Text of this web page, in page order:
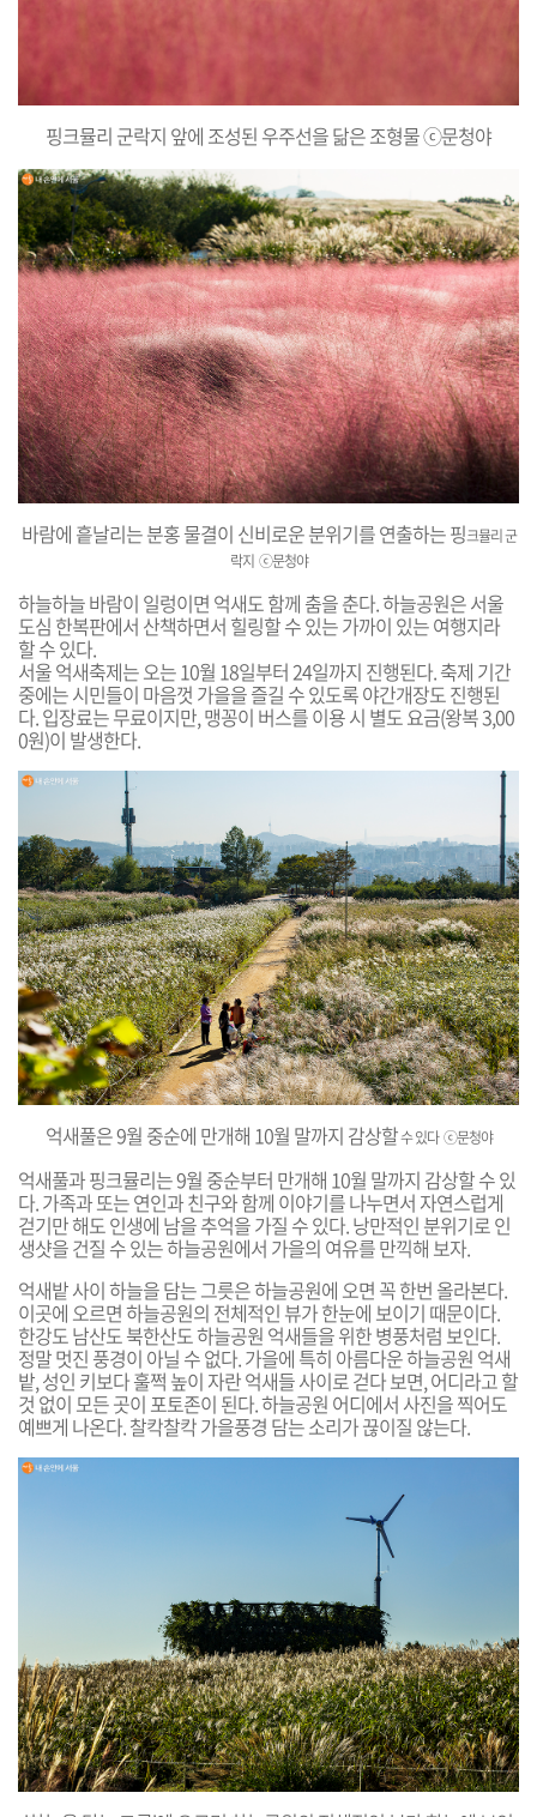
핑크뮬리 군락지 앞에 조성된 우주선을 닮은 조형물 ⓒ문청야
바람에 흩날리는 분홍 물결이 신비로운 분위기를 연출하는 핑크뮬리 군
락지 ⓒ문청야
하늘하늘 바람이 일렁이면 억새도 함께 춤을 춘다. 하늘공원은 서울
도심 한복판에서 산책하면서 힐링할 수 있는 가까이 있는 여행지라
할 수 있다.
서울 억새축제는 오는 10월 18일부터 24일까지 진행된다. 축제 기간
중에는 시민들이 마음껏 가을을 즐길 수 있도록 야간개장도 진행된
다.입장료는 무료이지만, 맹꽁이 버스를 이용 시 별도 요금(왕복 3,00
0원)이 발생한다.
억새풀은 9월 중순에 만개해 10월 말까지 감상할수 있다ⓒ문청야
억새풀과 핑크뮬리는 9월 중순부터 만개해 10월 말까지 감상할 수 있
다. 가족과 또는 연인과 친구와 함께 이야기를 나누면서 자연스럽게
걷기만 해도 인생에 남을 추억을 가질 수 있다. 낭만적인 분위기로 인
생샷을 건질 수 있는 하늘공원에서 가을의 여유를 만끽해 보자.
억새밭 사이 하늘을 담는 그릇은 하늘공원에 오면 꼭 한번 올라본다.
이곳에 오르면 하늘공원의 전체적인 뷰가 한눈에 보이기 때문이다.
한강도 남산도 북한산도 하늘공원 억새들을 위한 병풍처럼 보인다.
정말 멋진 풍경이 아닐 수 없다. 가을에 특히 아름다운 하늘공원 억새
밭, 성인 키보다 훌쩍 높이 자란 억새들 사이로 걷다 보면, 어디라고 할
것 없이 모든 곳이 포토존이 된다. 하늘공원 어디에서 사진을 찍어도
예쁘게 나온다. 찰칵찰칵 가을풍경 담는 소리가 끊이질 않는다.